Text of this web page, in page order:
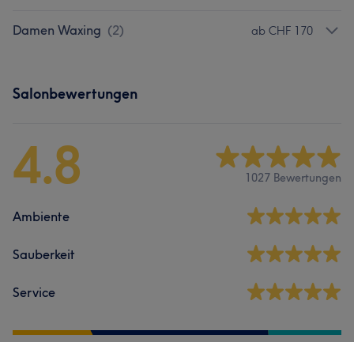
Damen Waxing (2) ab CHF 170
Salonbewertungen
4.8 1027 Bewertungen
Ambiente
Sauberkeit
Service